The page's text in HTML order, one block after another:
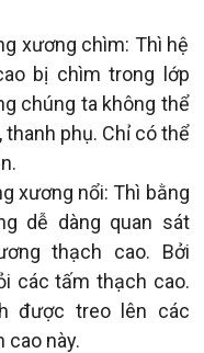
xương chìm: Thì hệ
bị chìm trong lớp
chúng ta không thể
phụ. Chỉ có thể
xương nổi: Thì bằng
dễ dàng quan sát
thạch cao. Bởi
các tấm thạch cao.
được treo lên các
cao này.